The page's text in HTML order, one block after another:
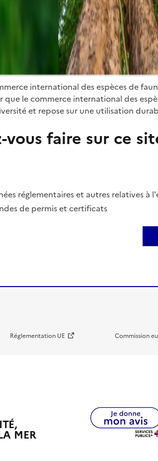
international des espèces de
le commerce international des
et repose sur une utilisation
vous faire sur ce
réglementaires et autres relatives à
de permis et certificats
Réglementation UE Commission
MER